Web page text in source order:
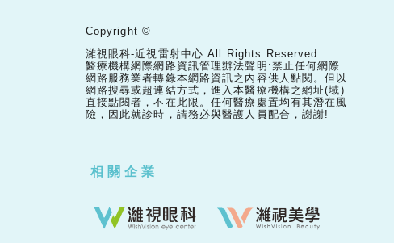
Copyright ©
濰視眼科-近視雷射中心 All Rights Reserved.
醫療機構網際網路資訊管理辦法聲明:禁止任何網際
網路服務業者轉錄本網路資訊之內容供人點閱。但以
網路搜尋或超連結方式，進入本醫療機構之網址(域)
直接點閱者，不在此限。任何醫療處置均有其潛在風
險，因此就診時，請務必與醫護人員配合，謝謝!
相關企業